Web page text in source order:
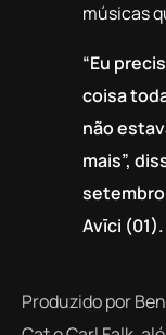
músicas
“Eu
coisa
não
mais”,
setembro
Avīci (01).
Produzido por